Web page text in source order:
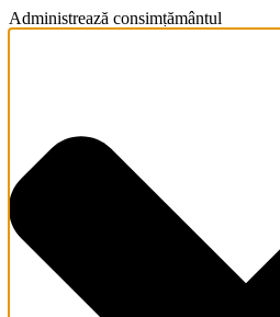
Administrează consimțământul